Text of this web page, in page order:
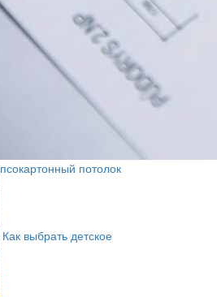
потолок
Как выбрать детское